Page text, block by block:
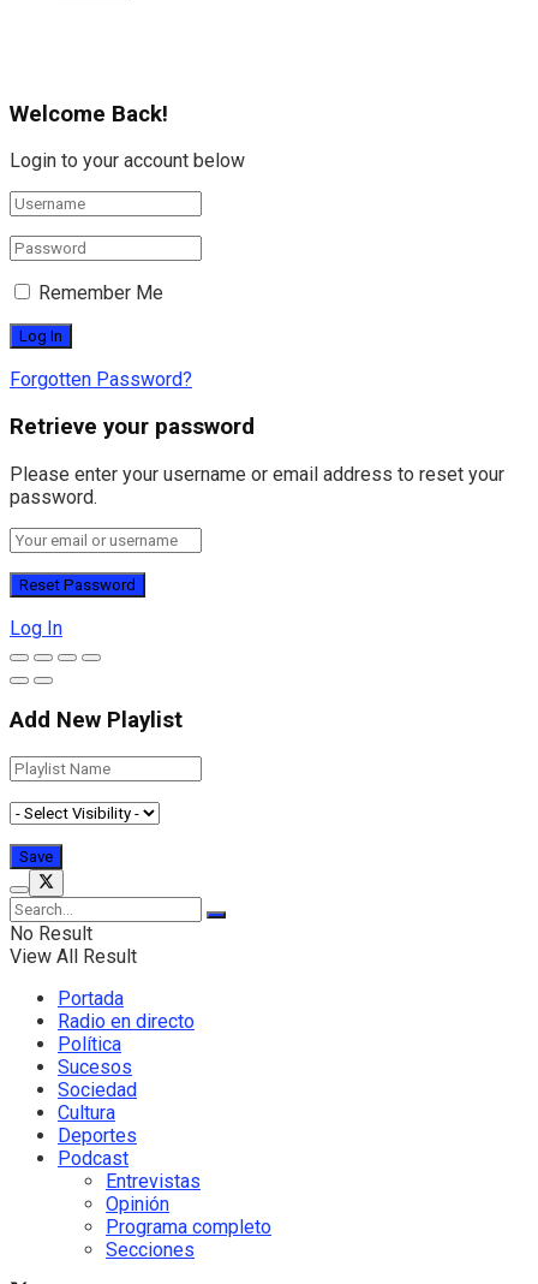
Welcome Back!
Login to your account below
Remember Me
Forgotten Password?
Retrieve your password
Please enter your username or email address to reset your
password.
Log In
Add New Playlist
No Result
View All Result
Portada
Radio en directo
Política
Sucesos
Sociedad
Cultura
Deportes
Podcast
Entrevistas
Opinión
Programa completo
Secciones